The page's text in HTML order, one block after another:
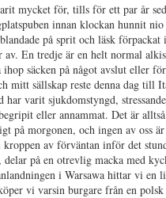
mycket för, tills för ett par år
innan klockan hunnit
på sprit och läsk
av. En tredje är en helt normal
säcken på något avslut eller
mitt sällskap reste denna dag till
har varit sjukdomstyngd,
eller annammat. Det är
på morgonen, och ingen av oss
av förväntan inför det
på en otrevlig macka med
i Warsawa hittar vi en
vi varsin burgare från en